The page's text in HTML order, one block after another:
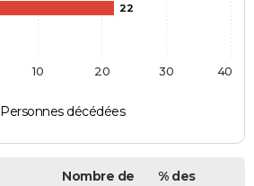
22
Personnes décédées
10 20 30 40
Nombre de
% des